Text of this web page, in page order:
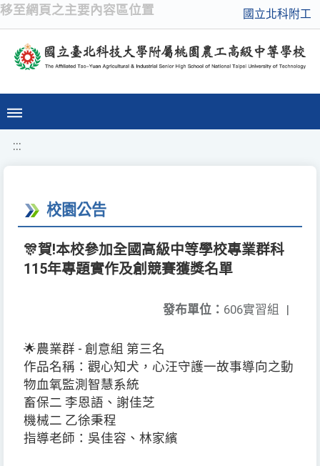
移至網頁之主要內容區位置 國立北科附工
:::
校園公告
🎊賀!本校參加全國高級中等學校專業群科
115年專題實作及創競賽獲獎名單
發布單位： 606實習組 |
🌟農業群 - 創意組 第三名
作品名稱：觀心知犬，心汪守護一故事導向之動
物血氧監測智慧系統
畜保二 李恩語、謝佳芝
機械二 乙徐秉程
指導老師：吳佳容、林家繽